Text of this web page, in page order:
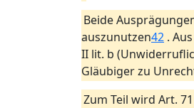
Beide
auszunutzen42 .
II lit. b
Gläubiger zu
Zum Teil wird Art.